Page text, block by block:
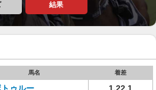
結果
馬名 着差